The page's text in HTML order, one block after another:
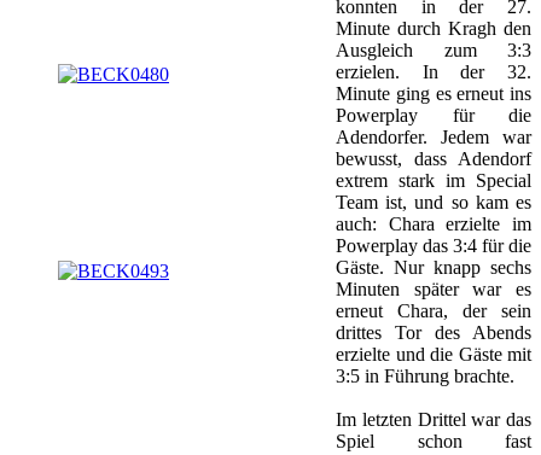
konnten in der 27.
Minute durch Kragh den
Ausgleich zum 3:3
erzielen. In der 32.
Minute ging es erneut ins
Powerplay für die
Adendorfer. Jedem war
bewusst, dass Adendorf
extrem stark im Special
Team ist, und so kam es
auch: Chara erzielte im
Powerplay das 3:4 für die
Gäste. Nur knapp sechs
Minuten später war es
erneut Chara, der sein
drittes Tor des Abends
erzielte und die Gäste mit
3:5 in Führung brachte.
Im letzten Drittel war das
Spiel schon fast